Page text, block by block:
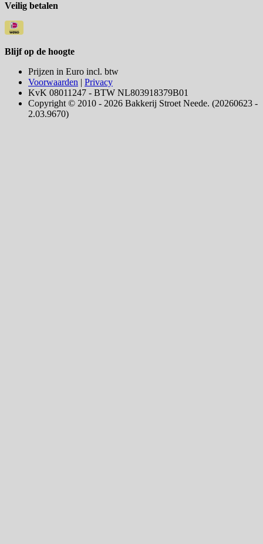
Veilig betalen
Blijf op de hoogte
Prijzen in Euro incl. btw
Voorwaarden | Privacy
KvK 08011247 - BTW NL803918379B01
Copyright © 2010 - 2026 Bakkerij Stroet Neede. (20260623 -
2.03.9670)